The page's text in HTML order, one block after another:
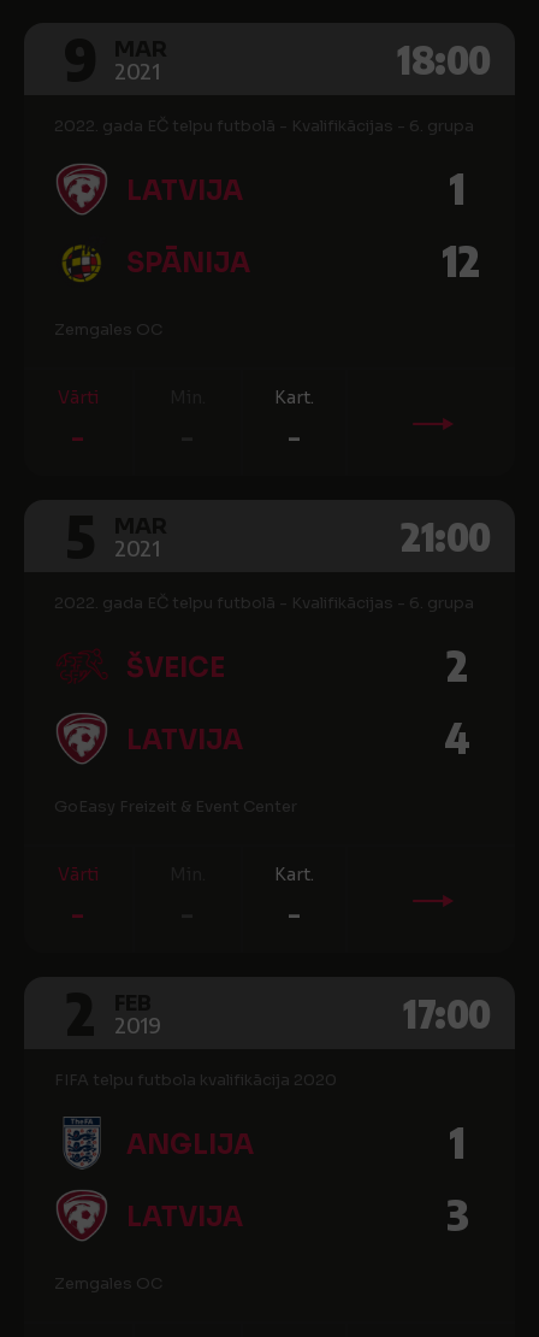
2021 18:00
2022. gada EČ telpu futbolā - Kvalifikācijas - 6. grupa
LATVIJA 1
SPĀNIJA 12
Zemgales OC
Vārti
-
Kart.
-
2021 21:00
2022. gada EČ telpu futbolā - Kvalifikācijas - 6. grupa
ŠVEICE 2
LATVIJA 4
GoEasy Freizeit & Event Center
Vārti
-
Kart.
-
2019 17:00
FIFA telpu futbola kvalifikācija 2020
ANGLIJA 1
LATVIJA 3
Zemgales OC